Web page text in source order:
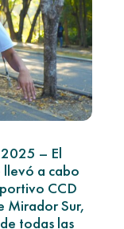
– El
llevó a cabo
CCD
Mirador Sur,
todas las